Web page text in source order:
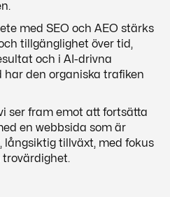
med SEO och AEO stärks
tillgänglighet över tid,
och i AI-drivna
den organiska trafiken
ser fram emot att fortsätta
en webbsida som är
långsiktig tillväxt, med fokus